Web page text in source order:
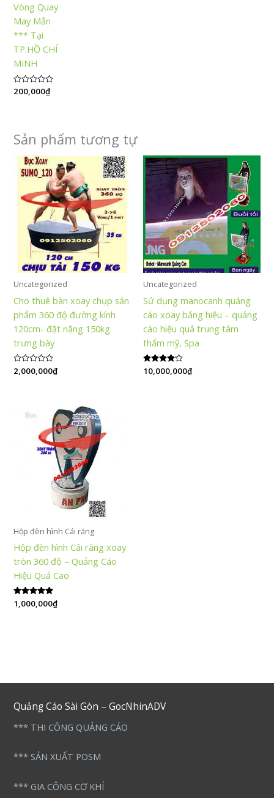
Vòng Quay
May Mắn
*** Tại
TP.HỒ CHÍ
MINH
Được
200,000₫
Sản phẩm tương tự
Uncategorized
Cho thuê bàn xoay chụp sản
phẩm 360 độ đường kính
120cm- đặt nặng 150kg
trưng bày
Được
xếp
2,000,000₫
Uncategorized
Sử dụng manocanh quảng
cáo xoay bảng hiệu – quảng
cáo hiệu quả trung tâm
thẩm mỹ, Spa
Được xếp
hạng
10,000,000₫
Hộp đèn hình Cái răng
Hộp đèn hình Cái răng xoay
tròn 360 độ – Quảng Cáo
Hiệu Quả Cao
Được xếp
hạng
1,000,000₫
Quảng Cáo Sài Gòn – GocNhinADV
*** THI CÔNG QUẢNG CÁO
*** SẢN XUẤT POSM
*** GIA CÔNG CƠ KHÍ